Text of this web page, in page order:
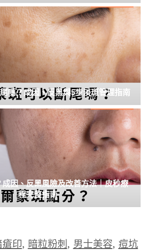
嗎？成因、反黑與5步淡斑管理指南
因、反黑風險及改善方法｜皮秒療
程完整指南
瘡印, 暗粒粉刺 , 男士美容, 痘坑